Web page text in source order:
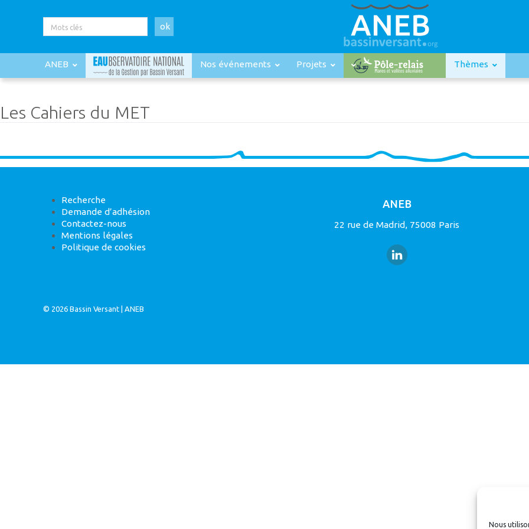
Nous
ok
ANEB Nos événements Projets Thèmes
Les Cahiers du MET
Recherche
Demande d’adhésion
Contactez-nous
Mentions légales
Politique de cookies
ANEB
22 rue de Madrid, 75008 Paris
© 2026Bassin Versant | ANEB